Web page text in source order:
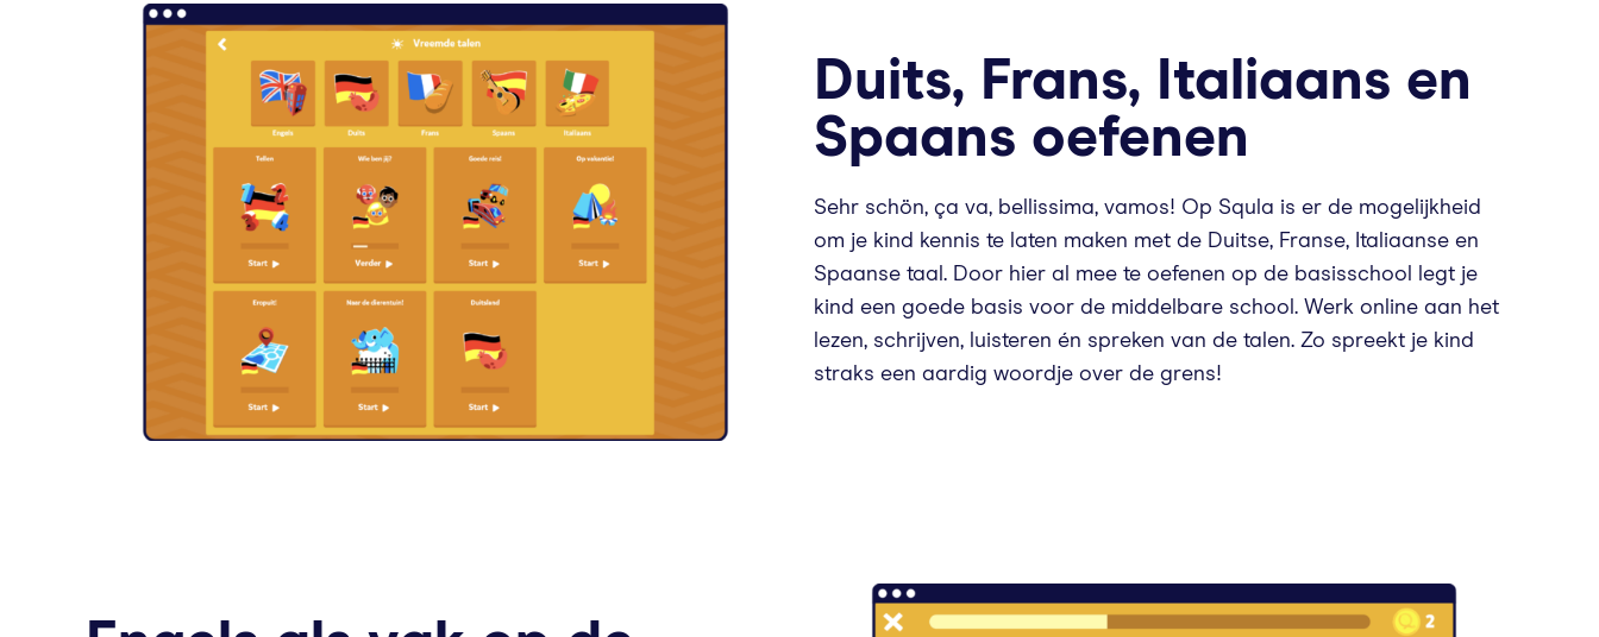
Duits, Frans, Italiaans en
Spaans oefenen
Sehr schön, ça va, bellissima, vamos! Op Squla is er de mogelijkheid
om je kind kennis te laten maken met de Duitse, Franse, Italiaanse en
Spaanse taal. Door hier al mee te oefenen op de basisschool legt je
kind een goede basis voor de middelbare school. Werk online aan het
lezen, schrijven, luisteren én spreken van de talen. Zo spreekt je kind
straks een aardig woordje over de grens!